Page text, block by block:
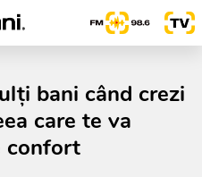
bani când crezi
care te va
confort